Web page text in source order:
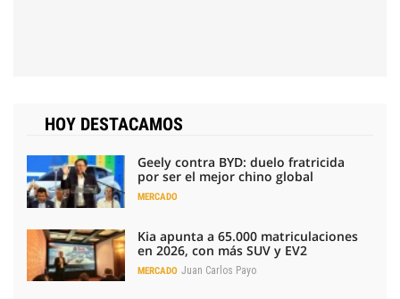
HOY DESTACAMOS
Geely contra BYD: duelo fratricida
por ser el mejor chino global
MERCADO
Kia apunta a 65.000 matriculaciones
en 2026, con más SUV y EV2
MERCADO Juan Carlos Payo